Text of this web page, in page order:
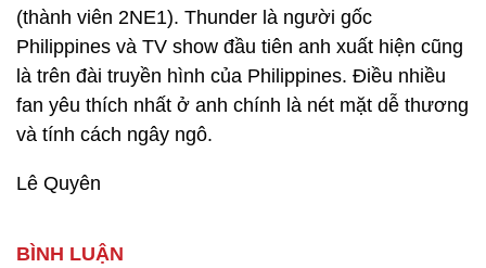
(thành viên 2NE1). Thunder là người gốc
Philippines và TV show đầu tiên anh xuất hiện cũng
là trên đài truyền hình của Philippines. Điều nhiều
fan yêu thích nhất ở anh chính là nét mặt dễ thương
và tính cách ngây ngô.
Lê Quyên